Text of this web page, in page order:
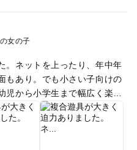
女の子
。ネットを上ったり、年中年
もあり。でも小さい子向けの
から小学生まで幅広く楽し
一、第二駐車場です。